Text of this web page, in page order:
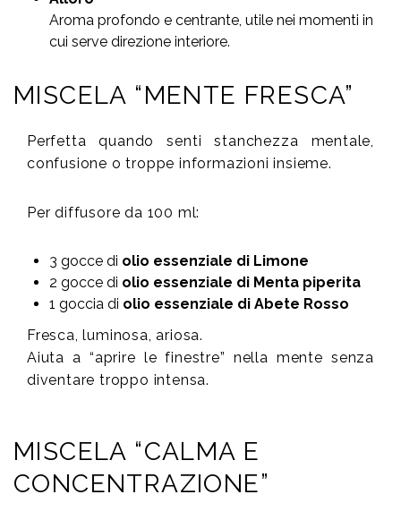
Aroma profondo e centrante, utile nei momenti in
cui serve direzione interiore.
MISCELA “MENTE FRESCA”
Perfetta quando senti stanchezza mentale,
confusione o troppe informazioni insieme.
Per diffusore da 100 ml:
3 gocce di olio essenziale di Limone
2 gocce di olio essenziale di Menta piperita
1 goccia di olio essenziale di Abete Rosso
Fresca, luminosa, ariosa.
Aiuta a “aprire le finestre” nella mente senza
diventare troppo intensa.
MISCELA “CALMA E
CONCENTRAZIONE”